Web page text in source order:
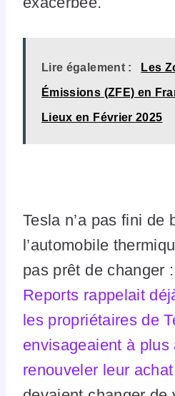
Lire également : Les
Émissions (ZFE) en
Lieux en Février 2025
Tesla n’a pas fini de
l’automobile
pas prêt de changer :
Reports rappelait
les propriétaires de
envisageaient à plus
renouveler leur